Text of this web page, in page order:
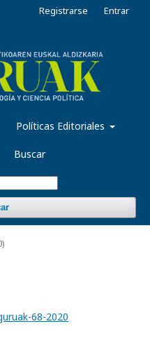
Políticas Editoriales
Buscar
Registrarse Entrar
68-2020